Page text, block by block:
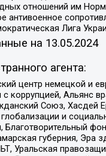
отношений им
Лига
на 13.05.2024
агента:
центр немецкой и
коррупцией,
Союз,
и
губерния,
Уральская